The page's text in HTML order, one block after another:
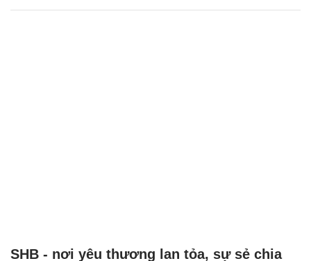
SHB - nơi yêu thương lan tỏa, sự sẻ chia